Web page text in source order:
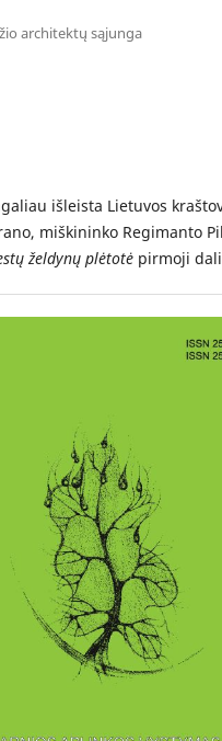
architektų sąjunga
išleista Lietuvos
miškininko Regimanto
želdynų plėtotėpirmoji